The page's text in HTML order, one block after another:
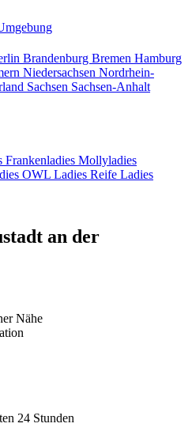
Brandenburg Bremen Hamburg
Niedersachsen Nordrhein-
Sachsen Sachsen-Anhalt
Frankenladies Mollyladies
OWL Ladies Reife Ladies
an der
Nähe
24 Stunden